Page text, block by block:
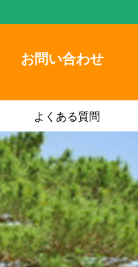
お問い合わせ
よくある質問